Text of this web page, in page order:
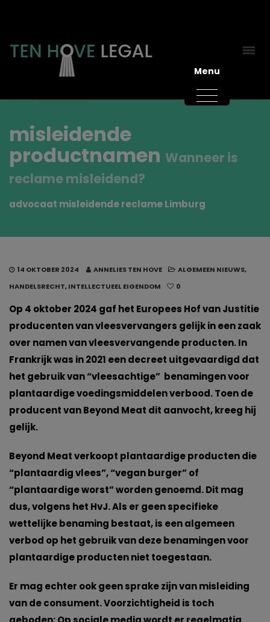
misleidende
productnamen Wanneer is
reclame misleidend?
advocaat misleidende reclame Limburg
14 OKTOBER 2024 ANNELIES TEN HOVE ALGEMEEN NIEUWS,
HANDELSRECHT,INTELLECTUEEL EIGENDOM 0
Op 4 oktober 2024 gaf het Europees Hof van Justitie
producenten van vleesvervangers gelijk in een zaak
over namen van vleesvervangende producten. In
Frankrijk was in 2021 een decreet uitgevaardigd dat
het gebruik van “vleesachtige” benamingen voor
plantaardige voedingsmiddelen verbood. Toen de
producent van Beyond Meat dit aanvocht, kreeg hij
gelijk.
Beyond Meat verkoopt plantaardige producten die
“plantaardig vlees”, “vegan burger” of
“plantaardige worst” worden genoemd. Dit mag
dus, volgens het HvJ. Als er geen specifieke
wettelijke benaming bestaat, is een algemeen
verbod op het gebruik van deze benamingen voor
plantaardige producten niet toegestaan.
Er mag echter ook geen sprake zijn van misleiding
van de consument. Voorzichtigheid is toch
Menu